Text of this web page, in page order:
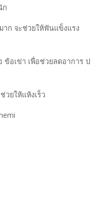
ก
าก จะช่วยให้ฟันแข็งแรง
อเข่า เพื่อช่วยลดอาการ ป
ยให้แห้งเร็ว